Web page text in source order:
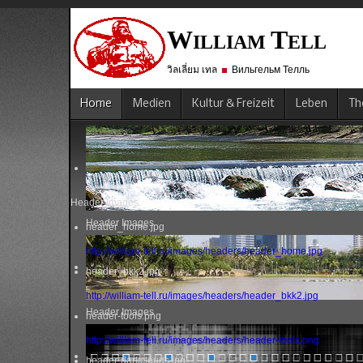
WILLIAM TELL
วิลเลี่ยม เทล Вильгельм Телль
Home Medien Kultur & Freizeit Leben
Header Images
Header Images
Header Images
header_home.jpg
http://william-tell.ru/images/headers/header_home.jpg
header_bkk2.jpg
http://william-tell.ru/images/headers/header_bkk2.jpg
header-tools.png
http://william-tell.ru/images/headers/header-tools.png
header-darkclouds.jpg